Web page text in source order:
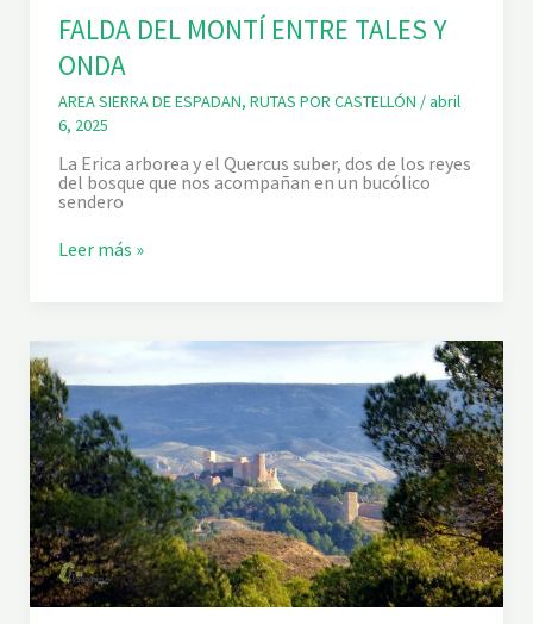
R
FALDA DEL MONTÍ ENTRE TALES Y
ONDA
AREA SIERRA DE ESPADAN, RUTAS POR CASTELLÓN /abril
6, 2025
La Erica arborea y el Quercus suber, dos de los reyes
del bosque que nos acompañan en un bucólico
sendero
F
D
E
L
M
O
N
T
Í
E
N
T
R
E
T
A
Leer más »